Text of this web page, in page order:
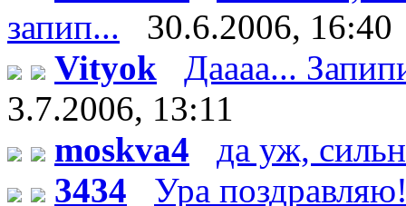
запип...
30.6.2006, 16:40
Vityok
Даааа...
3.7.2006, 13:11
moskva4
да уж,
3434
Ура